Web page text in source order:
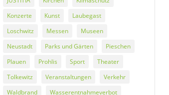
Konzerte
Kunst
Laubegast
Loschwitz
Messen
Museen
Neustadt
Parks und Gärten
Pieschen
Plauen
Prohlis Sport
Theater
Tolkewitz
Veranstaltungen
Verkehr
Waldbrand
Wasserentnahmeverbot